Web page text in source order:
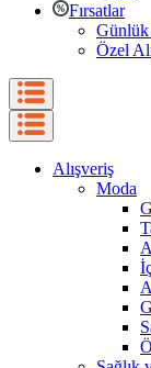
Fırsatlar
Günlük
Özel
Alışveriş
Moda